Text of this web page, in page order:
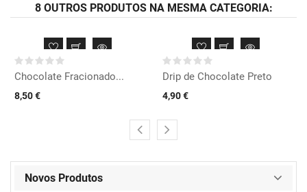
8 OUTROS PRODUTOS NA MESMA CATEGORIA:
Chocolate Fracionado...
8,50 €
Drip de Chocolate Preto
4,90 €
Novos Produtos